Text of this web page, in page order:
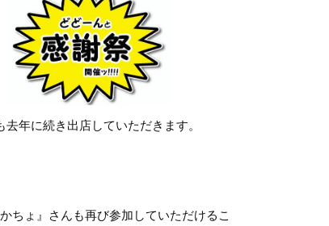
年に続き出店していただきます。
ちょ』さんも再び参加していただけるこ